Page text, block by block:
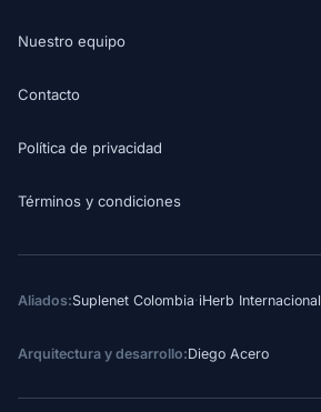
Nuestro equipo
Contacto
Política de privacidad
Términos y condiciones
Aliados:Suplenet Colombia·iHerb Internacional
Arquitectura y desarrollo:Diego Acero